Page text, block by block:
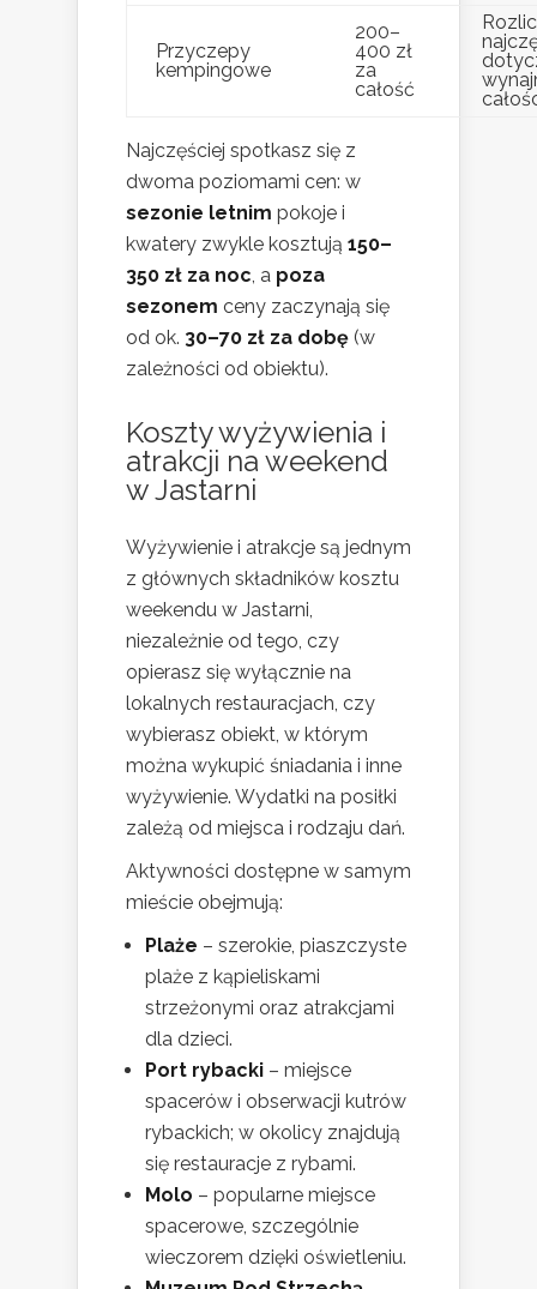
Przyczepy
kempingowe
200–
400 zł
za
całość
Najczęściej spotkasz się z
dwoma poziomami cen: w
sezonie letnim pokoje i
kwatery zwykle kosztują 150–
350 zł za noc, a poza
sezonem ceny zaczynają się
od ok. 30–70 zł za dobę (w
zależności od obiektu).
Koszty wyżywienia i
atrakcji na weekend
w Jastarni
Wyżywienie i atrakcje są jednym
z głównych składników kosztu
weekendu w Jastarni,
niezależnie od tego, czy
opierasz się wyłącznie na
lokalnych restauracjach, czy
wybierasz obiekt, w którym
można wykupić śniadania i inne
wyżywienie. Wydatki na posiłki
zależą od miejsca i rodzaju dań.
Aktywności dostępne w samym
mieście obejmują:
Plaże – szerokie, piaszczyste
plaże z kąpieliskami
strzeżonymi oraz atrakcjami
dla dzieci.
Port rybacki – miejsce
spacerów i obserwacji kutrów
rybackich; w okolicy znajdują
się restauracje z rybami.
Molo – popularne miejsce
spacerowe, szczególnie
wieczorem dzięki oświetleniu.